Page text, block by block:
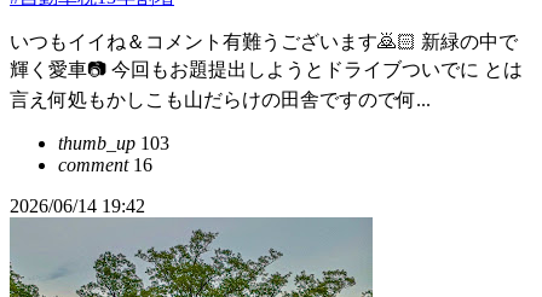
いつもイイね＆コメント有難うございます🙇🏻 新緑の中で
輝く愛車📷️ 今回もお題提出しようとドライブついでに とは
言え何処もかしこも山だらけの田舎ですので何...
thumb_up 103
comment16
2026/06/14 19:42